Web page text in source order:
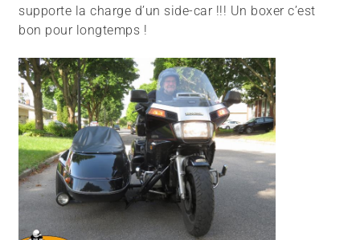
supporte la charge d’un side-car !!! Un boxer c’est
bon pour longtemps !